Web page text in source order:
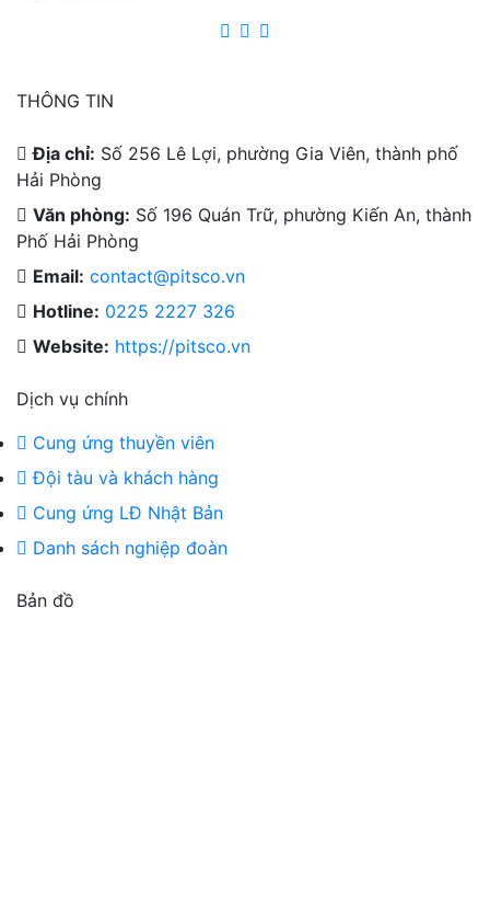
THÔNG TIN
Địa chỉ: Số 256 Lê Lợi, phường Gia Viên, thành phố
Hải Phòng
Văn phòng: Số 196 Quán Trữ, phường Kiến An, thành
Phố Hải Phòng
Email: contact@pitsco.vn
Hotline: 0225 2227 326
Website: https://pitsco.vn
Dịch vụ chính
Cung ứng thuyền viên
Đội tàu và khách hàng
Cung ứng LĐ Nhật Bản
Danh sách nghiệp đoàn
Bản đồ